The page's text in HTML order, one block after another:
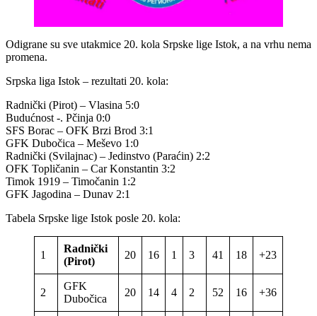
Odigrane su sve utakmice 20. kola Srpske lige Istok, a na vrhu nema
promena.
Srpska liga Istok – rezultati 20. kola:
Radnički (Pirot) – Vlasina 5:0
Budućnost -. Pčinja 0:0
SFS Borac – OFK Brzi Brod 3:1
GFK Dubočica – Meševo 1:0
Radnički (Svilajnac) – Jedinstvo (Paraćin) 2:2
OFK Topličanin – Car Konstantin 3:2
Timok 1919 – Timočanin 1:2
GFK Jagodina – Dunav 2:1
Tabela Srpske lige Istok posle 20. kola:
1
Radnički
(Pirot)
20 16 1 3 41 18 +23
2
GFK
Dubočica
20 14 4 2 52 16 +36